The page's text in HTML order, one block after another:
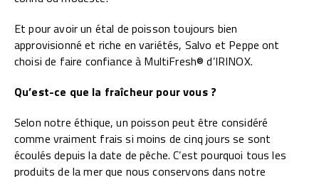
Et pour avoir un étal de poisson toujours bien
approvisionné et riche en variétés, Salvo et Peppe ont
choisi de faire confiance à MultiFresh® d’IRINOX.
Qu’est-ce que la fraîcheur pour vous ?
Selon notre éthique, un poisson peut être considéré
comme vraiment frais si moins de cinq jours se sont
écoulés depuis la date de pêche. C’est pourquoi tous les
produits de la mer que nous conservons dans notre